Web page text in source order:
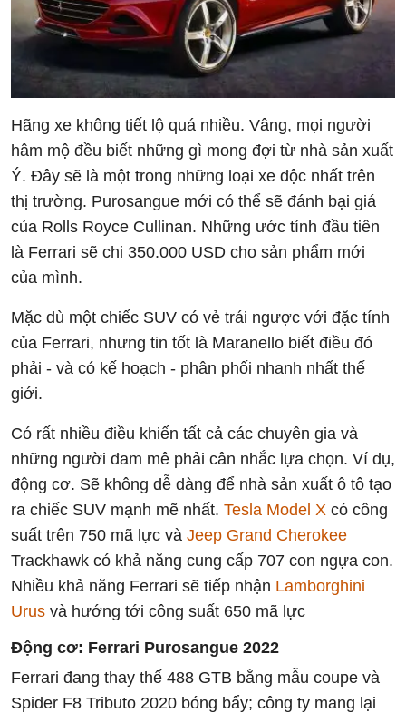
Hãng xe không tiết lộ quá nhiều. Vâng, mọi người
hâm mộ đều biết những gì mong đợi từ nhà sản xuất
Ý. Đây sẽ là một trong những loại xe độc ​​nhất trên
thị trường. Purosangue mới có thể sẽ đánh bại giá
của Rolls Royce Cullinan. Những ước tính đầu tiên
là Ferrari sẽ chi 350.000 USD cho sản phẩm mới
của mình.
Mặc dù một chiếc SUV có vẻ trái ngược với đặc tính
của Ferrari, nhưng tin tốt là Maranello biết điều đó
phải - và có kế hoạch - phân phối nhanh nhất thế
giới.
Có rất nhiều điều khiến tất cả các chuyên gia và
những người đam mê phải cân nhắc lựa chọn. Ví dụ,
động cơ. Sẽ không dễ dàng để nhà sản xuất ô tô tạo
ra chiếc SUV mạnh mẽ nhất. Tesla Model X có công
suất trên 750 mã lực và Jeep Grand Cherokee
Trackhawk có khả năng cung cấp 707 con ngựa con.
Nhiều khả năng Ferrari sẽ tiếp nhận Lamborghini
Urus và hướng tới công suất 650 mã lực
Động cơ: Ferrari Purosangue 2022
Ferrari đang thay thế 488 GTB bằng mẫu coupe và
Spider F8 Tributo 2020 bóng bẩy; công ty mang lại